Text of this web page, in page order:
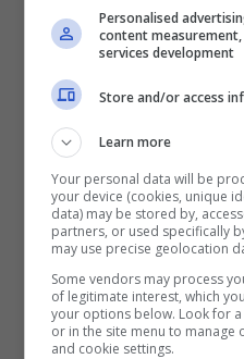
raccomandata, di
senza avere faticato
questo.Ma se pure
ha?Allora è tutta
suoi detrattori dal
davanti allo schermo
smartphone.
Lei comunque, da
Personalised
content
services development
Store and/or access
Learn more
Your personal data will be
your device (cookies, unique
data) may be stored by,
partners, or used specifically
may use precise geolocation
Some vendors may process
of legitimate interest, which
your options below. Look for
or in the site menu to manage
and cookie settings.